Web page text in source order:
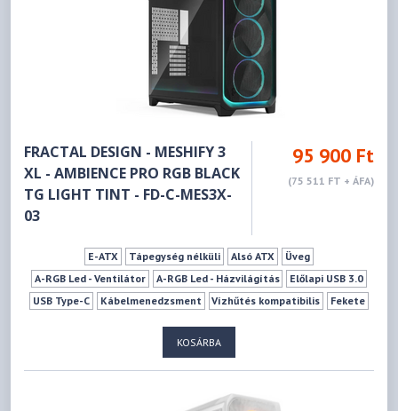
FRACTAL DESIGN - MESHIFY 3
XL - AMBIENCE PRO RGB BLACK
TG LIGHT TINT - FD-C-MES3X-
03
95 900 Ft
(75 511 FT + ÁFA)
E-ATX Tápegység nélküli Alsó ATX
Üveg
A-RGB Led - Ventilátor
A-RGB Led - Házvilágítás
Előlapi USB 3.0
USB Type-C
Kábelmenedzsment Vízhűtés kompatibilis
Fekete
KOSÁRBA